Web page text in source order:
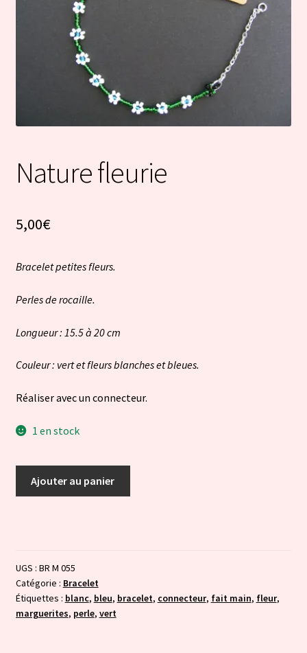
Nature fleurie
5,00€
Bracelet petites fleurs.
Perles de rocaille.
Longueur : 15.5 à 20 cm
Couleur : vert et fleurs blanches et bleues.
Réaliser avec un connecteur.
1 en stock
Ajouter au panier
UGS : BR M 055
Catégorie : Bracelet
Étiquettes : blanc, bleu, bracelet, connecteur, fait main, fleur,
marguerites, perle, vert